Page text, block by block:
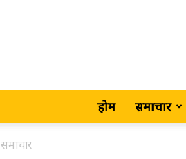
होम समाचार
समाचार